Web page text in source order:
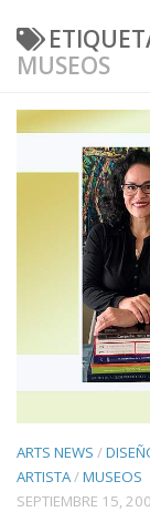
MUSEOS
ARTS NEWS /
ARTISTA/MUSEOS
SEPTIEMBRE 15,